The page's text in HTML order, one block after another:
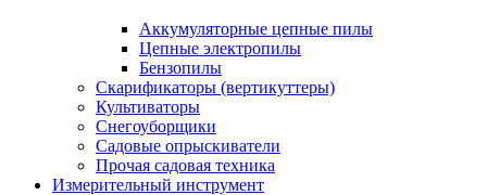
Аккумуляторные цепные пилы
Цепные электропилы
Бензопилы
Скарификаторы (вертикуттеры)
Культиваторы
Снегоуборщики
Садовые опрыскиватели
Прочая садовая техника
Измерительный инструмент